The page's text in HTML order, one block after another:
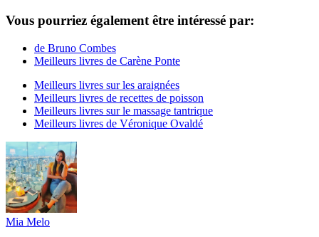
Vous pourriez également être intéressé par:
de Bruno Combes
Meilleurs livres de Carène Ponte
Meilleurs livres sur les araignées
Meilleurs livres de recettes de poisson
Meilleurs livres sur le massage tantrique
Meilleurs livres de Véronique Ovaldé
Mia Melo